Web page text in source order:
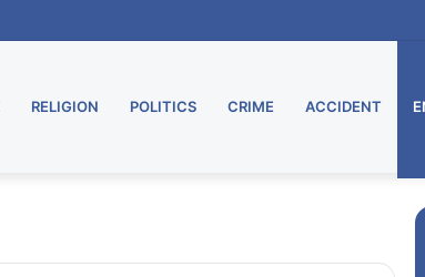
RELIGION POLITICS CRIME ACCIDENT